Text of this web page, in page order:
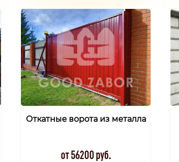
Откатные ворота из металла
от 56200 руб.